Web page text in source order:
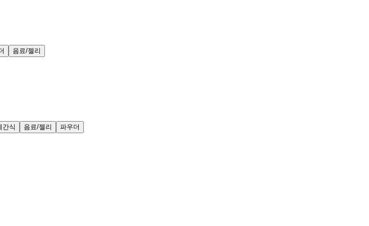
음료/젤리
간식 음료/젤리 파우더